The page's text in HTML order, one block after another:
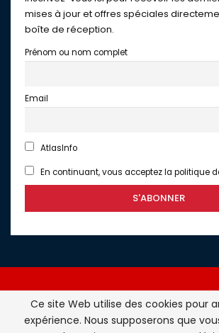
mises à jour et offres spéciales
boîte de réception.
Prénom ou nom complet
Email
AtlasInfo
En continuant, vous acceptez la politique
Atlasinfo.fr : l'essentiel de l'actualité
Ce site Web utilise des cookies pour
expérience. Nous supposerons que